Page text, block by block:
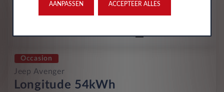
506
Occasion
Jeep Avenger
Longitude 54kWh
AANPASSEN ACCEPTEER ALLES